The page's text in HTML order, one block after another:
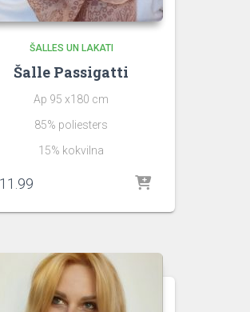
ŠALLES UN LAKATI
Šalle Passigatti
Ap 95 x180 cm
85% poliesters
15% kokvilna
11.99